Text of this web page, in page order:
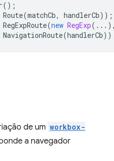
();
Route(matchCb, handlerCb));
RegExpRoute(new RegExp
NavigationRoute(handlerCb
de um workbox-
a navegador